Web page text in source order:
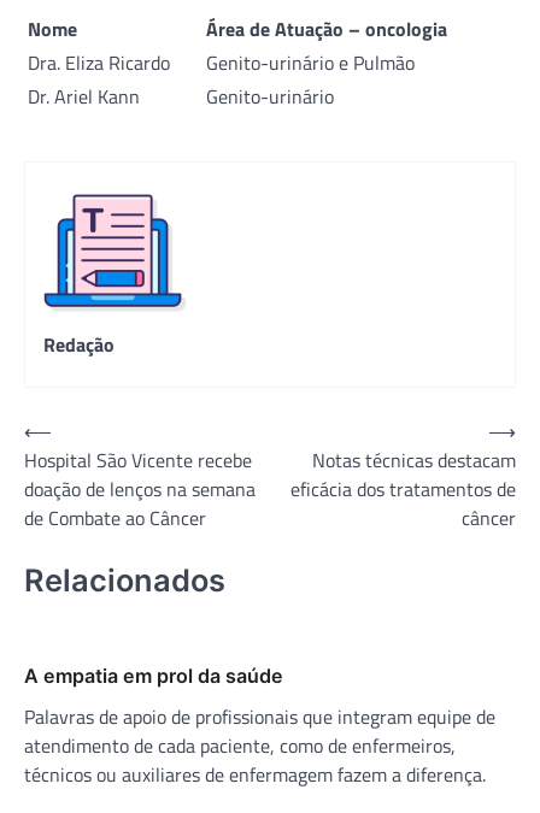
Nome
Área de Atuação – oncologia
Dra. Eliza Ricardo
Genito-urinário e Pulmão
Dr. Ariel Kann
Genito-urinário
Redação
Navegação
de
Post
⟵
Hospital São Vicente recebe
doação de lenços na semana
de Combate ao Câncer
Notas técnicas destacam
eficácia dos tratamentos de
câncer
⟶
Relacionados
A empatia em prol da saúde
Palavras de apoio de profissionais que integram equipe de
atendimento de cada paciente, como de enfermeiros,
técnicos ou auxiliares de enfermagem fazem a diferença.